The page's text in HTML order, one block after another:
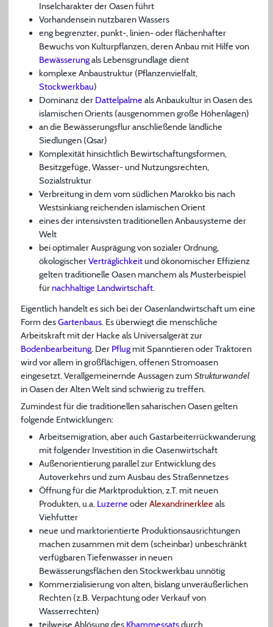
Inselcharakter der Oasen führt
Vorhandensein nutzbaren Wassers
eng begrenzter, punkt-, linien- oder flächenhafter
Bewuchs von Kulturpflanzen, deren Anbau mit Hilfe von
Bewässerungals Lebensgrundlage dient
komplexe Anbaustruktur (Pflanzenvielfalt,
Stockwerkbau)
Dominanz der Dattelpalme als Anbaukultur in Oasen des
islamischen Orients (ausgenommen große Höhenlagen)
an die Bewässerungsflur anschließende ländliche
Siedlungen (Qsar)
Komplexität hinsichtlich Bewirtschaftungsformen,
Besitzgefüge, Wasser- und Nutzungsrechten,
Sozialstruktur
Verbreitung in dem vom südlichen Marokko bis nach
Westsinkiang reichenden islamischen Orient
eines der intensivsten traditionellen Anbausysteme der
Welt
bei optimaler Ausprägung von sozialer Ordnung,
ökologischerVerträglichkeitund ökonomischer Effizienz
gelten traditionelle Oasen manchem als Musterbeispiel
fürnachhaltige Landwirtschaft.
Eigentlich handelt es sich bei der Oasenlandwirtschaft um eine
Form desGartenbaus. Es überwiegt die menschliche
Arbeitskraft mit der Hacke als Universalgerät zur
Bodenbearbeitung. Der Pflugmit Spanntieren oder Traktoren
wird vor allem in großflächigen, offenen Stromoasen
eingesetzt. Verallgemeinernde Aussagen zum Strukturwandel
in Oasen der Alten Welt sind schwierig zu treffen.
Zumindest für die traditionellen saharischen Oasen gelten
folgende Entwicklungen:
Arbeitsemigration, aber auch Gastarbeiterrückwanderung
mit folgender Investition in die Oasenwirtschaft
Außenorientierung parallel zur Entwicklung des
Autoverkehrs und zum Ausbau des Straßennetzes
Öffnung für die Marktproduktion, z.T. mit neuen
Produkten, u.a. Luzerne oderAlexandrinerklee als
Viehfutter
neue und marktorientierte Produktionsausrichtungen
machen zusammen mit dem (scheinbar) unbeschränkt
verfügbaren Tiefenwasser in neuen
Bewässerungsflächen den Stockwerkbau unnötig
Kommerzialisierung von alten, bislang unveräußerlichen
Rechten (z.B. Verpachtung oder Verkauf von
Wasserrechten)
teilweise Ablösung des Khammessatsdurch